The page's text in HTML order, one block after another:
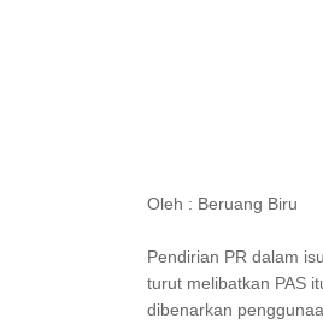
Oleh : Beruang Biru
Pendirian PR dalam
turut melibatkan PAS
dibenarkan